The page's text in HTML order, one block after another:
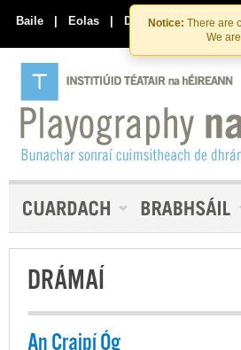
Skip
to
the
content
Skip
to
content
Notice: There are
We
Baile | Eolas | Déan Teagmháil Linn
DRÁMAÍ
An Craipí Óg